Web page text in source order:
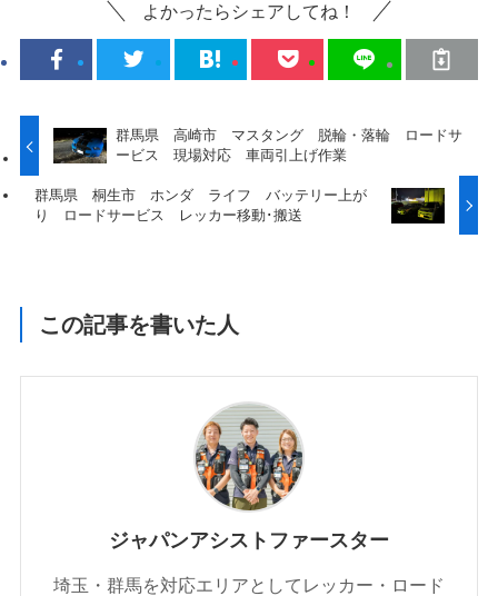
よかったらシェアしてね！
群馬県 高崎市 マスタング 脱輪・落輪 ロードサ
ービス 現場対応 車両引上げ作業
群馬県 桐生市 ホンダ ライフ バッテリー上が
り ロードサービス レッカー移動･搬送
この記事を書いた人
ジャパンアシストファースター
埼玉・群馬を対応エリアとしてレッカー・ロード